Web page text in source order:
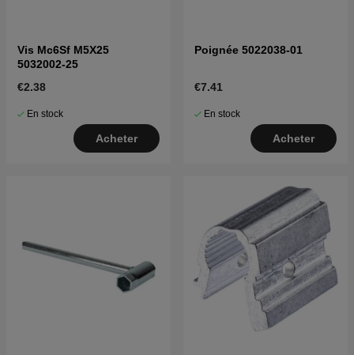
Vis Mc6Sf M5X25
5032002-25
€2.38
En stock
Acheter
Poignée 5022038-01
€7.41
En stock
Acheter